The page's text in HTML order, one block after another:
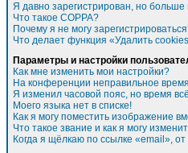
Я давно зарегистрирован, но больше
Что такое COPPA?
Почему я не могу
Что делает функция «Удалить
Параметры и настройки
Как мне изменить мои настройки?
На конференции неправильное
Я изменил часовой пояс, но время
Моего языка нет в списке!
Как я могу поместить изображение
Что такое звание и как я могу
Когда я щёлкаю по ссылке «email»,